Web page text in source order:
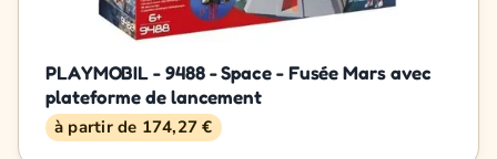
PLAYMOBIL - 9488 - Space - Fusée Mars avec
plateforme de lancement
à partir de 174,27 €